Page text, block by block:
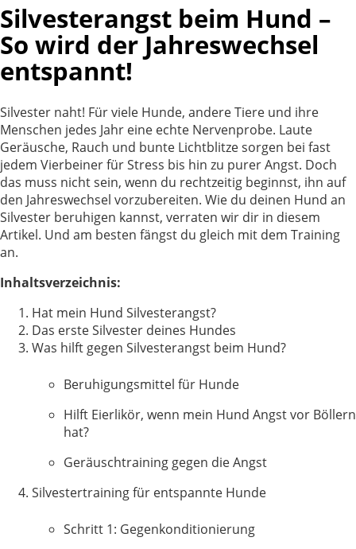
Silvesterangst beim Hund –
So wird der Jahreswechsel
entspannt!
Silvester naht! Für viele Hunde, andere Tiere und ihre
Menschen jedes Jahr eine echte Nervenprobe. Laute
Geräusche, Rauch und bunte Lichtblitze sorgen bei fast
jedem Vierbeiner für Stress bis hin zu purer Angst. Doch
das muss nicht sein, wenn du rechtzeitig beginnst, ihn auf
den Jahreswechsel vorzubereiten. Wie du deinen Hund an
Silvester beruhigen kannst, verraten wir dir in diesem
Artikel. Und am besten fängst du gleich mit dem Training
an.
Inhaltsverzeichnis:
Hat mein Hund Silvesterangst?
Das erste Silvester deines Hundes
Was hilft gegen Silvesterangst beim Hund?
Beruhigungsmittel für Hunde
Hilft Eierlikör, wenn mein Hund Angst vor Böllern
hat?
Geräuschtraining gegen die Angst
Silvestertraining für entspannte Hunde
Schritt 1: Gegenkonditionierung